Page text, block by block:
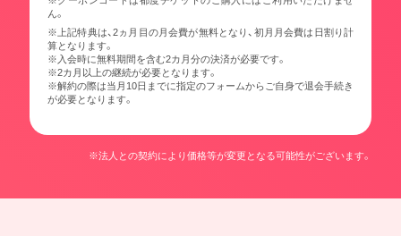
ん。
※上記特典は、2ヵ月目の月会費が無料となり、初月月会費は日割り計
算となります。
※入会時に無料期間を含む2カ月分の決済が必要です。
※2カ月以上の継続が必要となります。
※解約の際は当月10日までに指定のフォームからご自身で退会手続き
が必要となります。
※法人との契約により価格等が変更となる可能性がございます。